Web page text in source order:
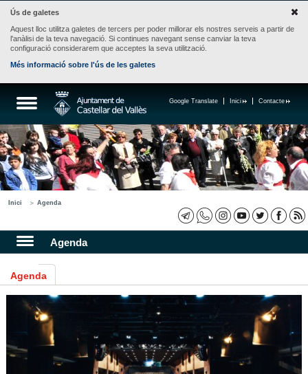
Ús de galetes
Aquest lloc utilitza galetes de tercers per poder millorar els nostres serveis a partir de
l'anàlisi de la teva navegació. Si continues navegant sense canviar la teva
configuració considerarem que acceptes la seva utilització.
Més informació sobre l'ús de les galetes
Contacte
Inici
Google Translate
Inici Agenda
Agenda
Agenda